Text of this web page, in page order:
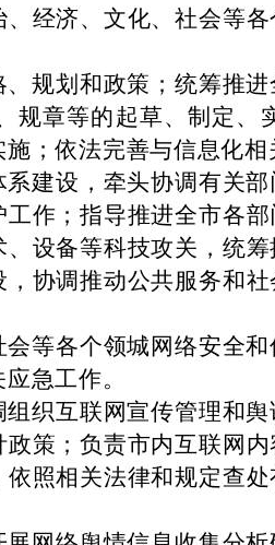
经济、文化、社会等
规划和政策；统筹推
规章等的起草、制定、
；依法完善与信息化相
建设，牵头协调有关
作；指导推进全市各
设备等科技攻关，统
协调推动公共服务和
等各个领城网络安全
急工作。
织互联网宣传管理和
策；负责市内互联网
照相关法律和规定查